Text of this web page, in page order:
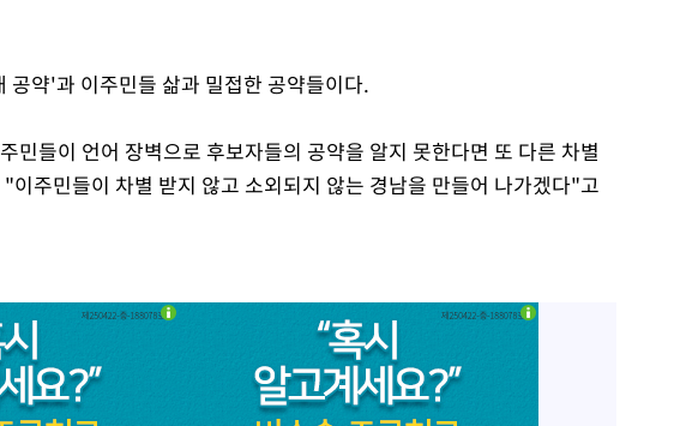
공약'과 이주민들 삶과 밀접한 공약들이다.
민들이 언어 장벽으로 후보자들의 공약을 알지 못한다면 또 다른 차별
이주민들이 차별 받지 않고 소외되지 않는 경남을 만들어 나가겠다"고